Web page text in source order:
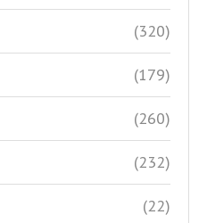
(320)
(179)
(260)
(232)
(22)